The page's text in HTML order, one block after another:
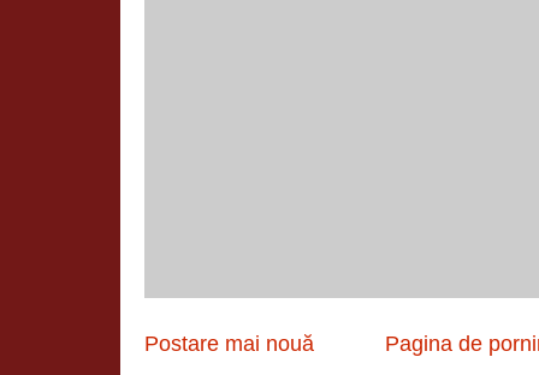
Postare mai nouă Pagina de